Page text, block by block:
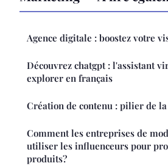
Agence digitale : boostez votre
Découvrez chatgpt : l'assistant
explorer en français
Création de contenu : pilier de
Comment les entreprises de
utiliser les influenceurs pour
produits?